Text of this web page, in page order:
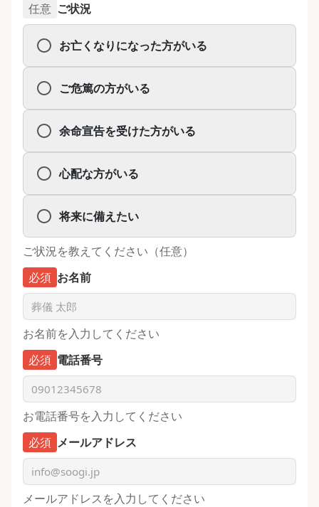
任意 ご状況
お亡くなりになった方がいる
ご危篤の方がいる
余命宣告を受けた方がいる
心配な方がいる
将来に備えたい
ご状況を教えてください（任意）
必須 お名前
お名前を入力してください
必須 電話番号
お電話番号を入力してください
必須 メールアドレス
メールアドレスを入力してください